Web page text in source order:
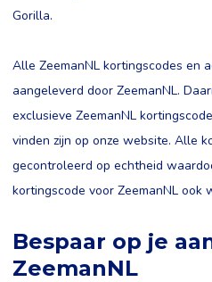
Gorilla.
Alle ZeemanNL kortingscodes en
aangeleverd door ZeemanNL.
exclusieve ZeemanNL
vinden zijn op onze website. Alle
gecontroleerd op echtheid
kortingscode voor ZeemanNL ook
Bespaar op je
ZeemanNL